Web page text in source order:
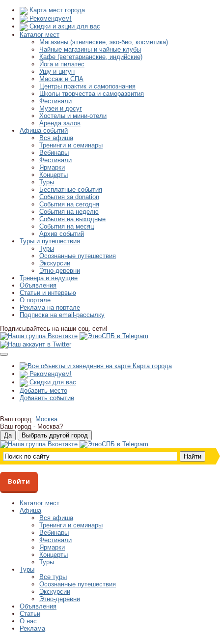
Карта мест города
Рекомендуем!
Скидки и акции для вас
Каталог мест
Магазины (этнические, эко-био, косметика)
Чайные магазины и чайные клубы
Кафе (вегетарианские, индийские)
Йога и пилатес
Ушу и цигун
Массаж и СПА
Центры практик и самопознания
Школы творчества и саморазвития
Фестивали
Музеи и досуг
Хостелы и мини-отели
Аренда залов
Афиша событий
Вся афиша
Тренинги и семинары
Вебинары
Фестивали
Ярмарки
Концерты
Туры
Бесплатные события
События за donation
События на сегодня
События на неделю
События на выходные
События на месяц
Архив событий
Туры и путешествия
Туры
Осознанные путешествия
Экскурсии
Этно-деревни
Тренера и ведущие
Объявления
Статьи и интервью
О портале
Реклама на портале
Подписка на email-рассылку
Подписывайтесь на наши соц. сети!
Карта города
Рекомендуем!
Скидки для вас
Добавить место
Добавить событие
Ваш город: Москва
Ваш город - Москва?
Войти
Каталог мест
Афиша
Вся афиша
Тренинги и семинары
Вебинары
Фестивали
Ярмарки
Концерты
Туры
Туры
Все туры
Осознанные путешествия
Экскурсии
Этно-деревни
Объявления
Статьи
О нас
Реклама